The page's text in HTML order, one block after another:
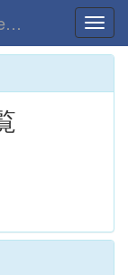
特別支援教育研究室 Kyoto Notre Dame Univ.